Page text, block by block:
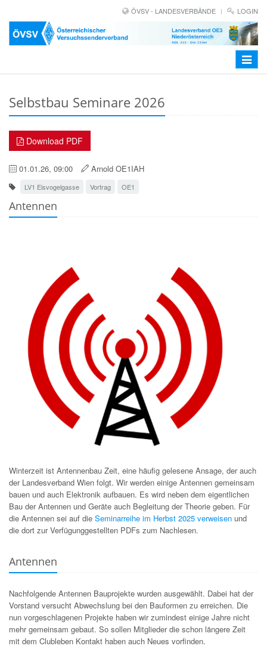
ÖVSV - LANDESVERBÄNDE LOGIN
Toggle
Selbstbau Seminare 2026
Download PDF
01.01.26, 09:00 Arnold OE1IAH
LV1 Eisvogelgasse Vortrag OE1
Antennen
Winterzeit ist Antennenbau Zeit, eine häufig gelesene Ansage, der auch
der Landesverband Wien folgt. Wir werden einige Antennen gemeinsam
bauen und auch Elektronik aufbauen. Es wird neben dem eigentlichen
Bau der Antennen und Geräte auch Begleitung der Theorie geben. Für
die Antennen sei auf die Seminarreihe im Herbst 2025 verweisen und
die dort zur Verfügunggestellten PDFs zum Nachlesen.
Antennen
Nachfolgende Antennen Bauprojekte wurden ausgewählt. Dabei hat der
Vorstand versucht Abwechslung bei den Bauformen zu erreichen. Die
nun vorgeschlagenen Projekte haben wir zumindest einige Jahre nicht
mehr gemeinsam gebaut. So sollen Mitglieder die schon längere Zeit
mit dem Clubleben Kontakt haben auch Neues vorfinden.